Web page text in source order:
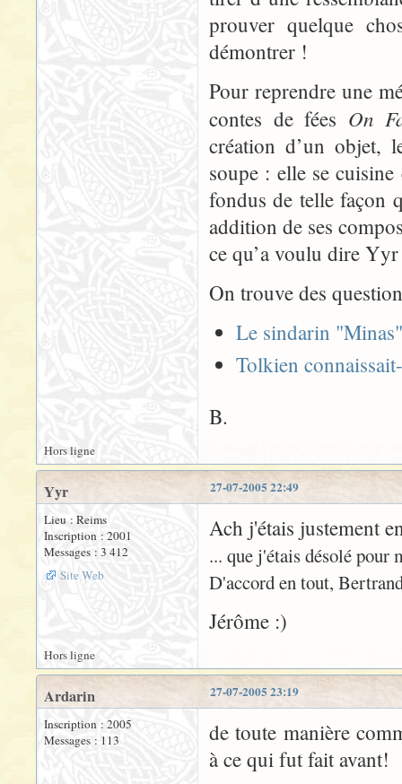
prouver quelque
démontrer !
Pour reprendre une
contes de fées On
création d’un objet,
soupe : elle se
fondus de telle façon
addition de ses
ce qu’a voulu dire
On trouve des
Le sindarin
Tolkien
B.
Hors ligne
27-07-2005 22:49
Yyr
Lieu : Reims
Inscription : 2001
Messages : 3 412
Site Web
Ach j'étais justement
... que j'étais désolé pour
D'accord en tout,
Jérôme :)
Hors ligne
27-07-2005 23:19
Ardarin
Inscription : 2005
Messages : 113
de toute manière
à ce qui fut fait avant!